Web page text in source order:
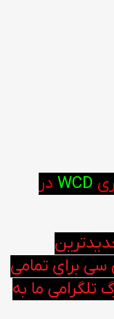
WCD در
برای تمامی
تلگرامی ما به